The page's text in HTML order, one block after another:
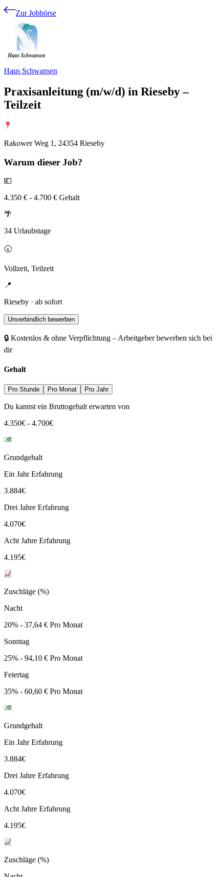
Zur Jobbörse
Haus Schwansen
Praxisanleitung (m/w/d) in Rieseby –
Teilzeit
Rakower Weg 1, 24354 Rieseby
Warum dieser Job?
💶
4.350 € - 4.700 € Gehalt
🌴
34 Urlaubstage
🕣
Vollzeit, Teilzeit
📍
Rieseby · ab sofort
Unverbindlich bewerben
🔒 Kostenlos & ohne Verpflichtung – Arbeitgeber bewerben sich bei
dir
Gehalt
Pro Stunde Pro Monat Pro Jahr
Du kannst ein Bruttogehalt erwarten von
4.350€ - 4.700€
Grundgehalt
Ein Jahr Erfahrung
3.884€
Drei Jahre Erfahrung
4.070€
Acht Jahre Erfahrung
4.195€
Zuschläge (%)
Nacht
20% - 37,64 € Pro Monat
Sonntag
25% - 94,10 € Pro Monat
Feiertag
35% - 60,60 € Pro Monat
Grundgehalt
Ein Jahr Erfahrung
3.884€
Drei Jahre Erfahrung
4.070€
Acht Jahre Erfahrung
4.195€
Zuschläge (%)